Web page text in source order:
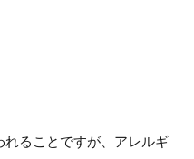
ることですが、アレルギ